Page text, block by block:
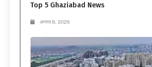
Top 5 Ghaziabad News
अगस्त 8, 2026